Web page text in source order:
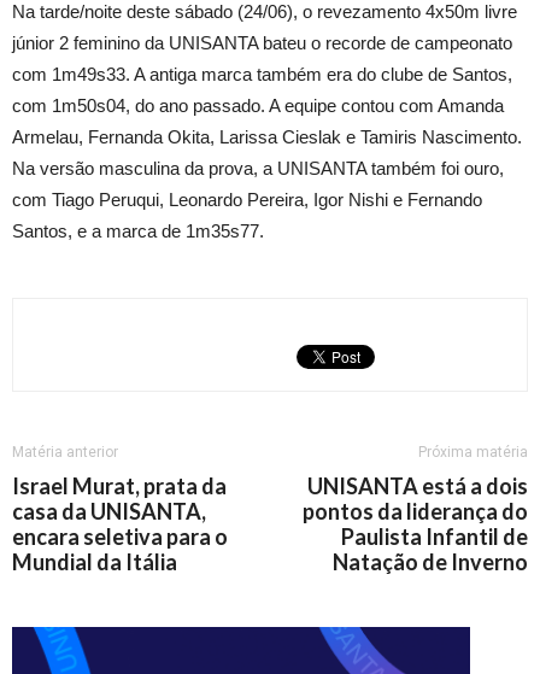
Na tarde/noite deste sábado (24/06), o revezamento 4x50m livre
júnior 2 feminino da UNISANTA bateu o recorde de campeonato
com 1m49s33. A antiga marca também era do clube de Santos,
com 1m50s04, do ano passado. A equipe contou com Amanda
Armelau, Fernanda Okita, Larissa Cieslak e Tamiris Nascimento.
Na versão masculina da prova, a UNISANTA também foi ouro,
com Tiago Peruqui, Leonardo Pereira, Igor Nishi e Fernando
Santos, e a marca de 1m35s77.
Matéria anterior
Israel Murat, prata da
casa da UNISANTA,
encara seletiva para o
Mundial da Itália
Próxima matéria
UNISANTA está a dois
pontos da liderança do
Paulista Infantil de
Natação de Inverno